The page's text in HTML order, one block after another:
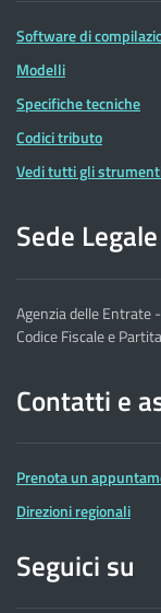
Software di
Modelli
Specifiche tecniche
Codici tributo
Vedi tutti gli
Sede Legale
Agenzia delle Entrate
Codice Fiscale e
Contatti e
Prenota un
Direzioni regionali
Seguici su